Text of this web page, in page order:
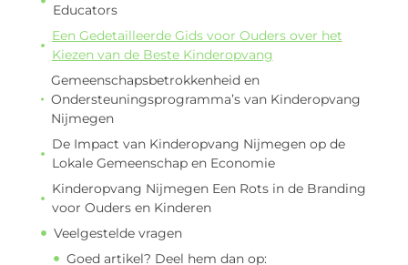
Educators
Een Gedetailleerde Gids voor Ouders over het
Kiezen van de Beste Kinderopvang
Gemeenschapsbetrokkenheid en
Ondersteuningsprogramma’s van Kinderopvang
Nijmegen
De Impact van Kinderopvang Nijmegen op de
Lokale Gemeenschap en Economie
Kinderopvang Nijmegen Een Rots in de Branding
voor Ouders en Kinderen
Veelgestelde vragen
Goed artikel? Deel hem dan op: